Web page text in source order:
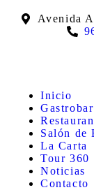
Avenida
Inicio
Gastrobar
Salón de
La Carta
Tour 360
Noticias
Contacto